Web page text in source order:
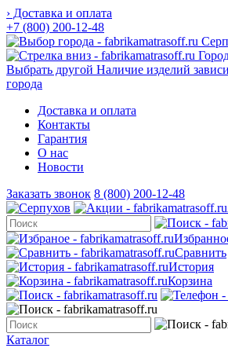
› Доставка и оплата
+7 (800) 200-12-48
Выбрать другой Наличие изделий
города
Доставка и оплата
Контакты
Гарантия
О нас
Новости
Заказать звонок 8 (800) 200-12-48
Сравнить
История
Корзина
Каталог